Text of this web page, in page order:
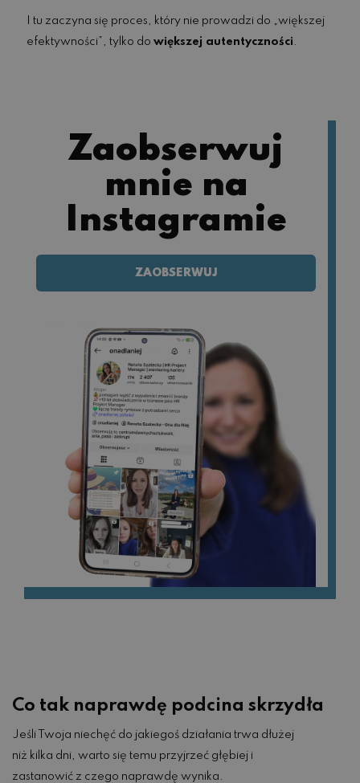
I tu zaczyna się proces, który nie prowadzi do „większej
efektywności”, tylko do większej autentyczności
Zaobserwuj
mnie na
Instagramie
ZAOBSERWUJ
Co tak naprawdę podcina skrzydła
Jeśli Twoja niechęć do jakiegoś działania trwa dłużej
niż kilka dni, warto się temu przyjrzeć głębiej i
zastanowić z czego naprawdę wynika.